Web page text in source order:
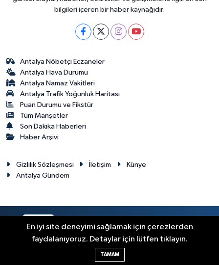
bilgileri içeren bir haber kaynağıdır.
Antalya Nöbetçi Eczaneler
Antalya Hava Durumu
Antalya Namaz Vakitleri
Antalya Trafik Yoğunluk Haritası
Puan Durumu ve Fikstür
Tüm Manşetler
Son Dakika Haberleri
Haber Arşivi
Gizlilik Sözleşmesi İletişim
Künye
Antalya Gündem
Haber Yazılımı:
En iyi site deneyimi sağlamak için çerezlerden
faydalanıyoruz. Detaylar için lütfen tıklayın.
TAMAM